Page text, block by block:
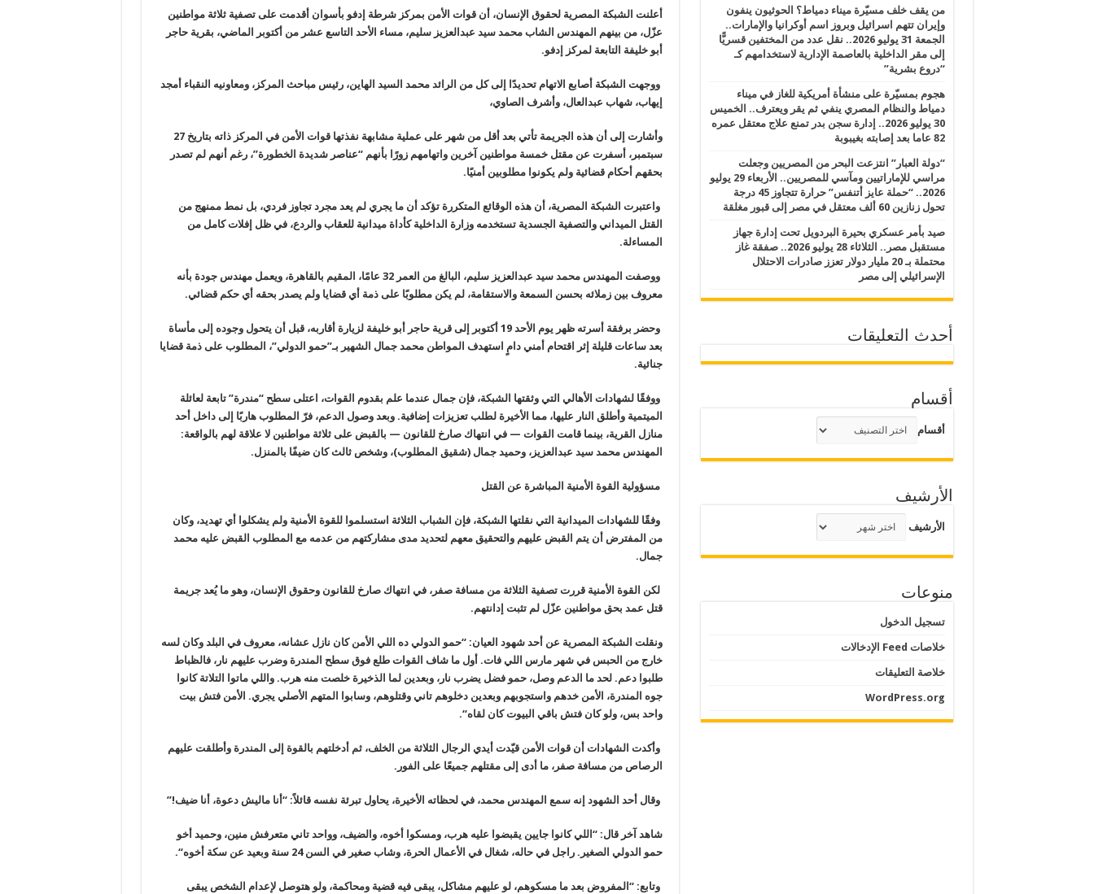
أعلنت الشبكة المصرية لحقوق الإنسان، أن قوات الأمن بمركز شرطة إدفو بأسوان أقدمت على تصفية ثلاثة مواطنين
عزّل، من بينهم المهندس الشاب محمد سيد عبدالعزيز سليم، مساء الأحد التاسع عشر من أكتوبر الماضي، بقرية حاجر
أبو خليفة التابعة لمركز إدفو.
ووجهت الشبكة أصابع الاتهام تحديدًا إلى كل من الرائد محمد السيد الهاين، رئيس مباحث المركز، ومعاونيه النقباء أمجد
إيهاب، شهاب عبدالعال، وأشرف الصاوي،
وأشارت إلى أن هذه الجريمة تأتي بعد أقل من شهر على عملية مشابهة نفذتها قوات الأمن في المركز ذاته بتاريخ 27
سبتمبر، أسفرت عن مقتل خمسة مواطنين آخرين واتهامهم زورًا بأنهم “عناصر شديدة الخطورة”، رغم أنهم لم تصدر
بحقهم أحكام قضائية ولم يكونوا مطلوبين أمنيًا.
واعتبرت الشبكة المصرية، أن هذه الوقائع المتكررة تؤكد أن ما يجري لم يعد مجرد تجاوز فردي، بل نمط ممنهج من
القتل الميداني والتصفية الجسدية تستخدمه وزارة الداخلية كأداة ميدانية للعقاب والردع، في ظل إفلات كامل من
المساءلة.
ووصفت المهندس محمد سيد عبدالعزيز سليم،
البالغ من العمر 32 عامًا، المقيم بالقاهرة، ويعمل مهندس جودة بأنه
معروف بين زملائه بحسن السمعة والاستقامة، لم يكن مطلوبًا على ذمة أي قضايا ولم يصدر بحقه أي حكم قضائي.
وحضر برفقة أسرته ظهر يوم الأحد 19 أكتوبر
إلى قرية حاجر أبو خليفة لزيارة أقاربه، قبل أن يتحول وجوده إلى مأساة
بعد ساعات قليلة إثر اقتحام أمني دامٍ استهدف المواطن محمد جمال الشهير بـ”حمو الدولي”، المطلوب على ذمة قضايا
جنائية.
ووفقًا لشهادات الأهالي التي وثقتها الشبكة، فإن جمال عندما علم بقدوم القوات، اعتلى سطح “مندرة” تابعة لعائلة
الميتمية وأطلق النار عليها، مما الأخيرة لطلب تعزيزات إضافية. وبعد وصول الدعم، فرّ المطلوب هاربًا إلى داخل أحد
منازل القرية، بينما قامت القوات —في انتهاك صارخ للقانون — بالقبض على ثلاثة مواطنين لا علاقة لهم بالواقعة:
المهندس محمد سيد عبدالعزيز، وحميد جمال (شقيق المطلوب)، وشخص ثالث كان ضيفًا بالمنزل.
مسؤولية القوة الأمنية المباشرة عن القتل
وفقًا للشهادات الميدانية التي نقلتها الشبكة، فإن الشباب الثلاثة استسلموا للقوة الأمنية ولم يشكلوا أي تهديد، وكان
من المفترض أن يتم القبض عليهم والتحقيق معهم لتحديد مدى مشاركتهم من عدمه مع المطلوب القبض عليه محمد
جمال.
لكن القوة الأمنية قررت تصفية الثلاثة من مسافة صفر، في انتهاك صارخ للقانون وحقوق الإنسان، وهو ما يُعد جريمة
قتل عمد بحق مواطنين عزّل لم تثبت إدانتهم.
ونقلت الشبكة المصرية عن أحد شهود العيان: “حمو الدولي ده اللي الأمن كان نازل عشانه، معروف في البلد وكان لسه
خارج من الحبس في شهر مارس اللي فات. أول ما شاف القوات طلع فوق سطح المندرة وضرب عليهم نار، فالظباط
طلبوا دعم. لحد ما الدعم وصل، حمو فضل يضرب نار، وبعدين لما الذخيرة خلصت منه هرب. واللي ماتوا التلاتة كانوا
جوه المندرة، الأمن خدهم واستجوبهم وبعدين دخلوهم تاني وقتلوهم، وسابوا المتهم الأصلي يجري. الأمن فتش بيت
واحد بس، ولو كان فتش باقي البيوت كان لقاه“.
وأكدت الشهادات أن قوات الأمن قيّدت أيدي الرجال الثلاثة من الخلف، ثم أدخلتهم بالقوة إلى المندرة وأطلقت عليهم
الرصاص من مسافة صفر، ما أدى إلى مقتلهم جميعًا على الفور .
وقال أحد الشهود إنه سمع المهندس محمد، في لحظاته الأخيرة، يحاول تبرئة نفسه قائلاً: “أنا ماليش دعوة، أنا ضيف!”
شاهد آخر قال: “اللي كانوا جايين يقبضوا عليه هرب، ومسكوا أخوه، والضيف، وواحد تاني متعرفش منين، وحميد أخو
حمو الدولي الصغير. راجل في حاله، شغال في الأعمال الحرة، وشاب صغير في السن 24 سنة وبعيد عن سكة أخوه “.
وتابع: “المفروض بعد ما مسكوهم، لو عليهم مشاكل، يبقى فيه قضية ومحاكمة، ولو هتوصل لإعدام الشخص يبقى
من يقف خلف مسيّرة ميناء دمياط؟ الحوثيون ينفون
وإيران تتهم اسرائيل وبروز اسم أوكرانيا والإمارات..
الجمعة 31 يوليو 2026.. نقل عدد من المختفين قسريًّا
إلى مقر الداخلية بالعاصمة الإدارية لاستخدامهم كـ
“دروع بشرية”
هجوم بمسيّرة على منشأة أمريكية للغاز في ميناء
دمياط والنظام المصري ينفي ثم يقر ويعترف.. الخميس
30 يوليو 2026.. إدارة سجن بدر تمنع علاج معتقل عمره
82 عاما بعد إصابته بغيبوبة
“دولة العبار” انتزعت البحر من المصريين وجعلت
مراسي للإماراتيين ومآسي للمصريين.. الأربعاء 29 يوليو
2026.. “حملة عايز أتنفس” حرارة تتجاوز 45 درجة
تحول زنازين 60 ألف معتقل في مصر إلى قبور مغلقة
صيد بأمر عسكري بحيرة البردويل تحت إدارة جهاز
مستقبل مصر.. الثلاثاء 28 يوليو 2026.. صفقة غاز
محتملة بـ 20 مليار دولار تعزز صادرات الاحتلال
الإسرائيلي إلى مصر
أحدث التعليقات
أقسام
أقسام
الأرشيف
الأرشيف
منوعات
تسجيل الدخول
خلاصات Feed الإدخالات
خلاصة التعليقات
WordPress.org